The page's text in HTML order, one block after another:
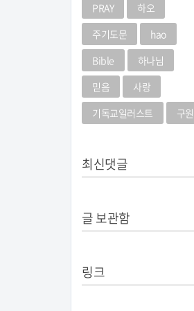
PRAY
하오
주기도문
hao
Bible
하나님
믿음
사랑
기독교일러스트
구원
최신댓글
글 보관함
링크